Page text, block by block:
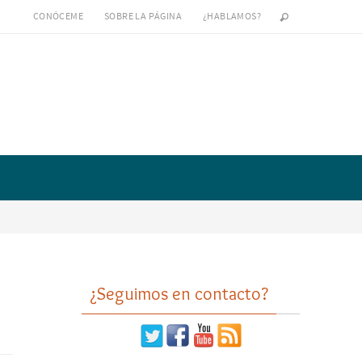
CONÓCEME SOBRE LA PÁGINA ¿HABLAMOS?
¿Seguimos en contacto?